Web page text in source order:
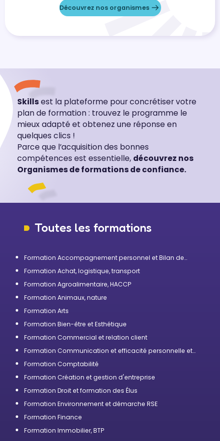
Découvrez nos organismes
Skillsest la plateforme pour concrétiser votre
plan de formation : trouvez le programme le
mieux adapté et obtenez une réponse en
quelques clics !
Parce que l’acquisition des bonnes
compétences est essentielle, découvrez nos
Organismes de formations de confiance.
Toutes les formations
Formation Accompagnement personnel et Bilan de
Formation Achat, logistique, transport
Formation Agroalimentaire, HACCP
Formation Animaux, nature
Formation Arts
Formation Bien-être et Esthétique
Formation Commercial et relation client
Formation Communication et efficacité personnelle et
Formation Comptabilité
Formation Création et gestion d'entreprise
Formation Droit et formation des Élus
Formation Environnement et démarche RSE
Formation Finance
Formation Immobilier, BTP